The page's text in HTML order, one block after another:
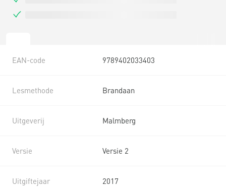
EAN-code 9789402033403
Lesmethode Brandaan
Uitgeverij Malmberg
Versie Versie 2
Uitgiftejaar 2017